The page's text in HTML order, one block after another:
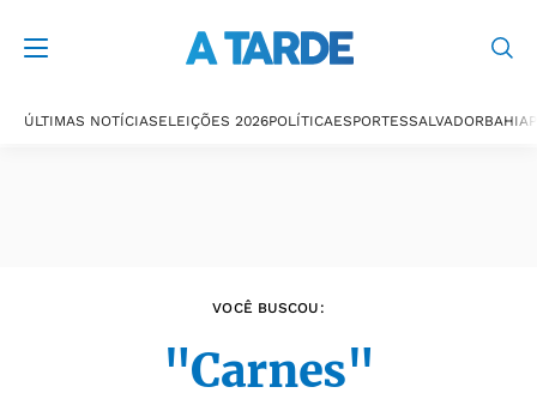
ÚLTIMAS NOTÍCIASELEIÇÕES 2026POLÍTICAESPORTESSALVADORBAHIA
VOCÊ BUSCOU:
"Carnes"